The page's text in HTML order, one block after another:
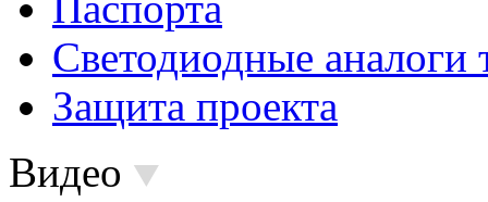
Светодиодные аналоги
Защита проекта
Видео